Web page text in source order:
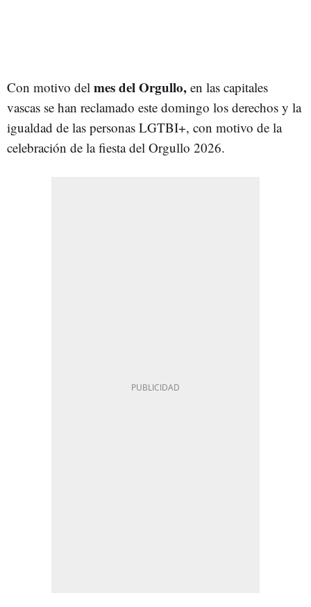
Con motivo del mes del Orgullo, en las capitales
vascas se han reclamado este domingo los derechos y la
igualdad de las personas LGTBI+, con motivo de la
celebración de la fiesta del Orgullo 2026.